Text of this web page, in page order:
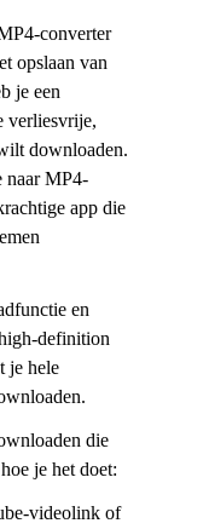
converter
opslaan van
je een
verliesvrije,
downloaden.
naar MP4-
app die
en
definition
je hele
die
je het doet:
videolink of